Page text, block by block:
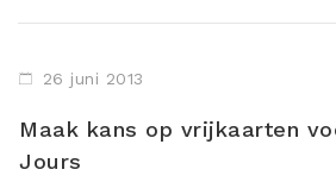
26 juni 2013
Maak kans op vrijkaarten
Jours